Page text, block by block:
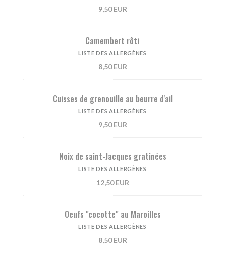
9,50 EUR
Camembert rôti
LISTE DES ALLERGÈNES
8,50 EUR
Cuisses de grenouille au beurre d'ail
LISTE DES ALLERGÈNES
9,50 EUR
Noix de saint-Jacques gratinées
LISTE DES ALLERGÈNES
12,50 EUR
Oeufs "cocotte" au Maroilles
LISTE DES ALLERGÈNES
8,50 EUR